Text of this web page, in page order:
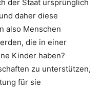
der Staat ursprünglich
daher diese
also Menschen
die in einer
Kinder haben?
zu unterstützen,
für sie